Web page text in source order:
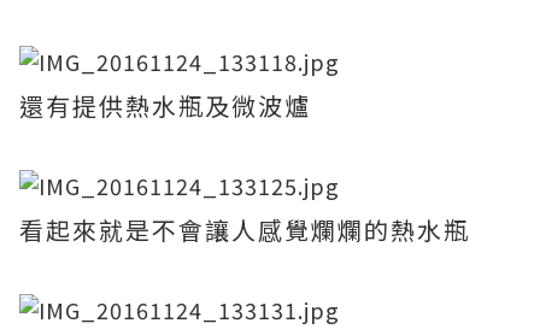
還有提供熱水瓶及微波爐
看起來就是不會讓人感覺爛爛的熱水瓶